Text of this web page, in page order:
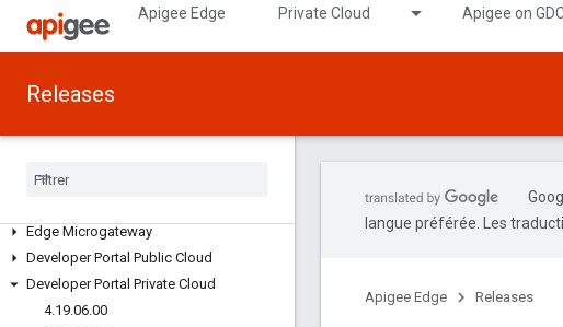
Apigee Edge Private Cloud Apigee on
Releases
RELEASES NOTES
All release notes
Edge Public Cloud
Edge Microgateway
Developer Portal Public Cloud
Developer Portal Private Cloud
4.19.06.00
langue préférée. Les
Apigee Edge Releases